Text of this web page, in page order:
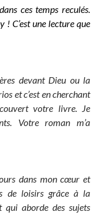
ces temps reculés.
C’est une lecture que
devant Dieu ou la
et c’est en cherchant
votre livre. Je
Votre roman m’a
dans mon cœur et
de loisirs grâce à la
qui aborde des sujets